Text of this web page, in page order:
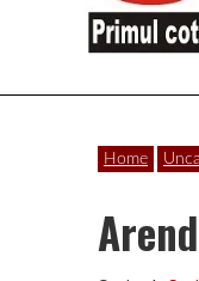
de
Primul
din
Home